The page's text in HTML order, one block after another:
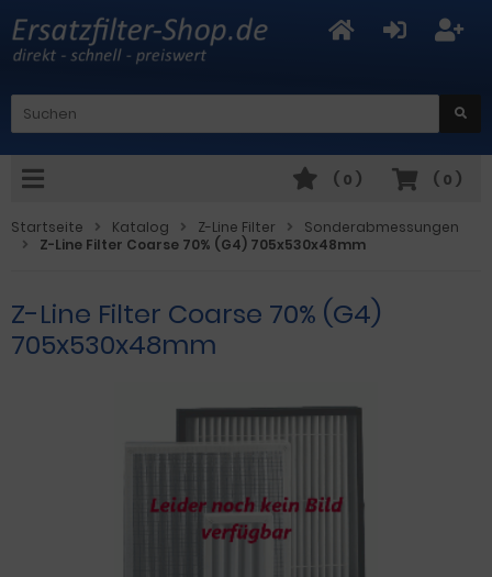
( 0 )
( 0 )
Startseite Katalog Z-Line Filter
Sonderabmessungen
Z-Line Filter Coarse 70% (G4) 705x530x48mm
Z-Line Filter Coarse 70% (G4)
705x530x48mm